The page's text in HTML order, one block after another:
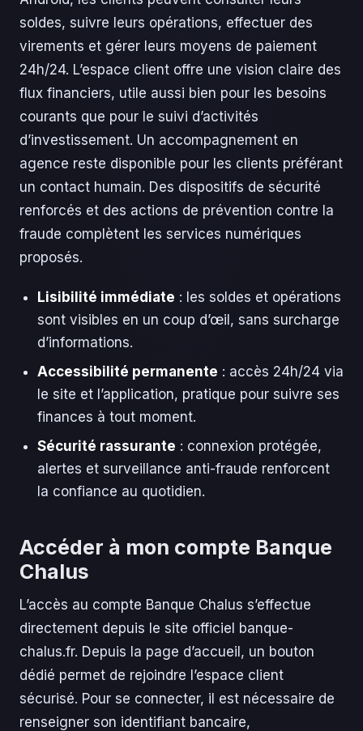
soldes, suivre leurs opérations, effectuer des
virements et gérer leurs moyens de paiement
24h/24. L’espace client offre une vision claire des
flux financiers, utile aussi bien pour les besoins
courants que pour le suivi d’activités
d’investissement. Un accompagnement en
agence reste disponible pour les clients préférant
un contact humain. Des dispositifs de sécurité
renforcés et des actions de prévention contre la
fraude complètent les services numériques
proposés.
Lisibilité immédiate : les soldes et opérations
sont visibles en un coup d’œil, sans surcharge
d’informations.
Accessibilité permanente : accès 24h/24 via
le site et l’application, pratique pour suivre ses
finances à tout moment.
Sécurité rassurante : connexion protégée,
alertes et surveillance anti-fraude renforcent
la confiance au quotidien.
Accéder à mon compte Banque
Chalus
L’accès au compte Banque Chalus s’effectue
directement depuis le site officiel banque-
chalus.fr. Depuis la page d’accueil, un bouton
dédié permet de rejoindre l’espace client
sécurisé. Pour se connecter, il est nécessaire de
renseigner son identifiant bancaire,